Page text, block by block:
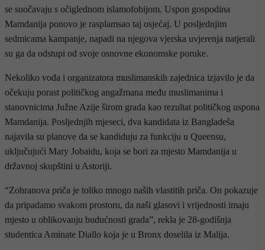
se suočavaju s očiglednom islamofobijom. Uspon gospodina
Mamdanija ponovo je rasplamsao taj osjećaj. U posljednjim
sedmicama kampanje, napadi na njegova vjerska uvjerenja natjerali
su ga da odstupi od svoje osnovne ekonomske poruke.
Nekoliko vođa i organizatora muslimanskih zajednica izjavilo je da
očekuju porast političkog angažmana među muslimanima i
stanovnicima Južne Azije širom grada kao rezultat političkog uspona
Mamdanija. Posljednjih mjeseci, dva kandidata iz Bangladeša
najavila su planove da se kandiduju za funkciju u Queensu,
uključujući Mary Jobaidu, koja se bori za mjesto Mamdanija u
državnoj skupštini u Astoriji.
“Zohranova priča je toliko mnogo naših vlastitih priča. On pokazuje
da pripadamo svakom prostoru, da naši glasovi i vrijednosti imaju
mjesto u oblikovanju budućnosti grada”, rekla je 28-godišnja
studentica Aminate Diallo koja je u Bronx doselila iz Malija.